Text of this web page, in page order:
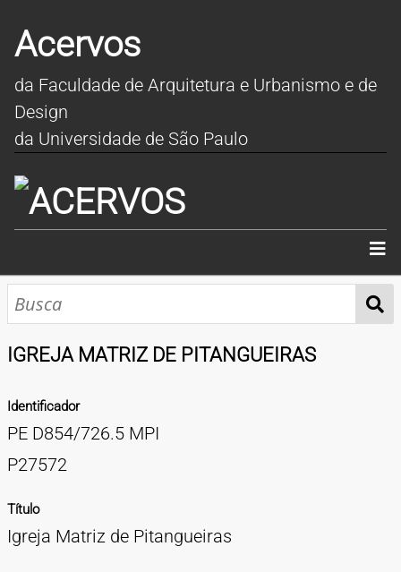
Acervos
da Faculdade de Arquitetura e Urbanismo e de
Design
da Universidade de São Paulo
INÍCIO
Cartazes
Diapositivos
Documentação
Fotografias
Maquetes
Negativos
Periódicos
Publicações
Projetos
Vídeos
BUSCA AVANÇADA
CONTATOS
EXPEDIENTE
IGREJA MATRIZ DE PITANGUEIRAS
Identificador
PE D854/726.5 MPI
P27572
Título
Igreja Matriz de Pitangueiras